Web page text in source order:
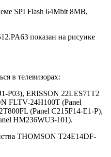
SPI Flash 64Mbit 8MB,
показан на рисунке
в телевизорах:
P03), ERISSON 22LES71T2
FLTV-24H100T (Panel
(Panel C215F14-E1-P),
HM236WU3-101).
THOMSON T24E14DF-